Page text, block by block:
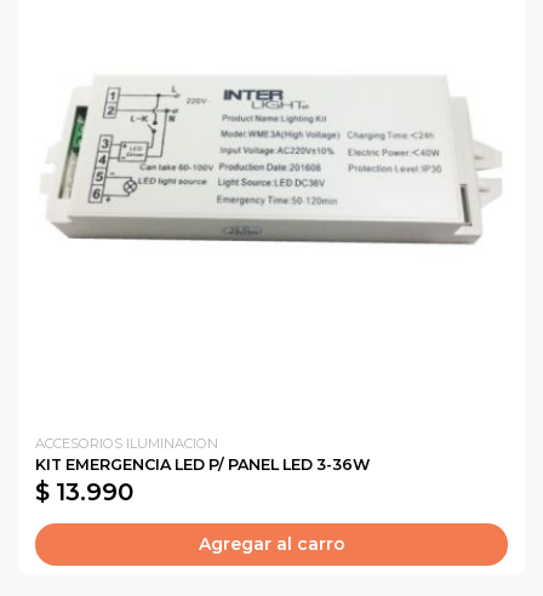
ACCESORIOS ILUMINACION
KIT EMERGENCIA LED P/ PANEL LED 3-36W
$ 13.990
Agregar al carro